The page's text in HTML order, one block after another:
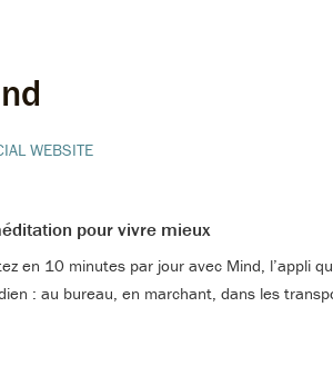
WEBSITE
pour vivre mieux
en 10 minutes par jour avec Mind, l’appli
: au bureau, en marchant, dans les